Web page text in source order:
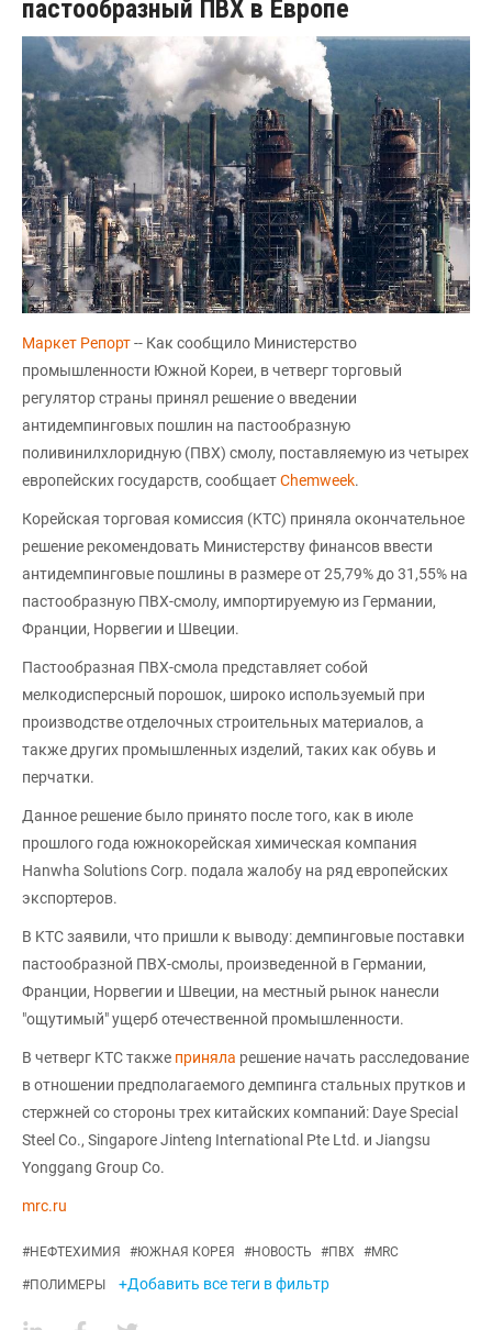
пастообразный ПВХ в Европе
Маркет Репорт-- Как сообщило Министерство
промышленности Южной Кореи, в четверг торговый
регулятор страны принял решение о введении
антидемпинговых пошлин на пастообразную
поливинилхлоридную (ПВХ) смолу, поставляемую из четырех
европейских государств, сообщаетChemweek.
Корейская торговая комиссия (KTC) приняла окончательное
решение рекомендовать Министерству финансов ввести
антидемпинговые пошлины в размере от 25,79% до 31,55% на
пастообразную ПВХ-смолу, импортируемую из Германии,
Франции, Норвегии и Швеции.
Пастообразная ПВХ-смола представляет собой
мелкодисперсный порошок, широко используемый при
производстве отделочных строительных материалов, а
также других промышленных изделий, таких как обувь и
перчатки.
Данное решение было принято после того, как в июле
прошлого года южнокорейская химическая компания
Hanwha Solutions Corp. подала жалобу на ряд европейских
экспортеров.
В KTC заявили, что пришли к выводу: демпинговые поставки
пастообразной ПВХ-смолы, произведенной в Германии,
Франции, Норвегии и Швеции, на местный рынок нанесли
"ощутимый" ущерб отечественной промышленности.
В четверг KTC также приняла решение начать расследование
в отношении предполагаемого демпинга стальных прутков и
стержней со стороны трех китайских компаний: Daye Special
Steel Co., Singapore Jinteng International Pte Ltd. и Jiangsu
Yonggang Group Co.
mrc.ru
#НЕФТЕХИМИЯ #ЮЖНАЯ КОРЕЯ #НОВОСТЬ #ПВХ #MRC
#ПОЛИМЕРЫ +Добавить все теги в фильтр